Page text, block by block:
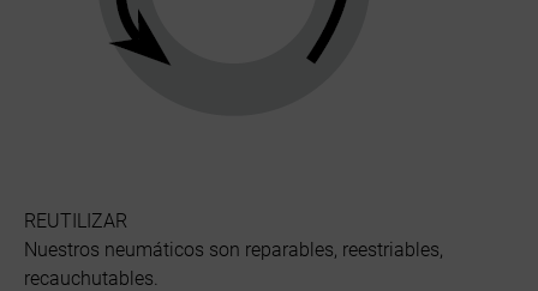
REUTILIZAR
Nuestros neumáticos son reparables, reestriables,
recauchutables.